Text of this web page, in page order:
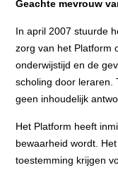
Geachte mevrouw
In april 2007 stuurde
zorg van het Platform
onderwijstijd en de
scholing door leraren.
geen inhoudelijk
Het Platform heeft
bewaarheid wordt.
toestemming krijgen